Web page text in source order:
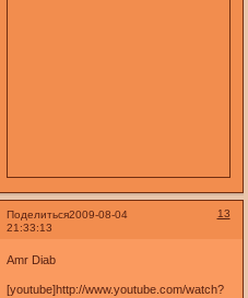
Поделиться 13
2009-08-04
21:33:13
Amr Diab
[youtube]http://www.youtube.com/watch?